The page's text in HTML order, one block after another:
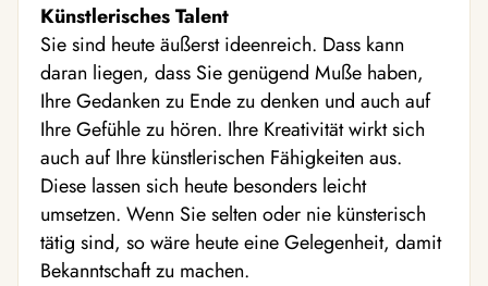
Künstlerisches Talent
Sie sind heute äußerst ideenreich. Dass kann
daran liegen, dass Sie genügend Muße haben,
Ihre Gedanken zu Ende zu denken und auch auf
Ihre Gefühle zu hören. Ihre Kreativität wirkt sich
auch auf Ihre künstlerischen Fähigkeiten aus.
Diese lassen sich heute besonders leicht
umsetzen. Wenn Sie selten oder nie künsterisch
tätig sind, so wäre heute eine Gelegenheit, damit
Bekanntschaft zu machen.